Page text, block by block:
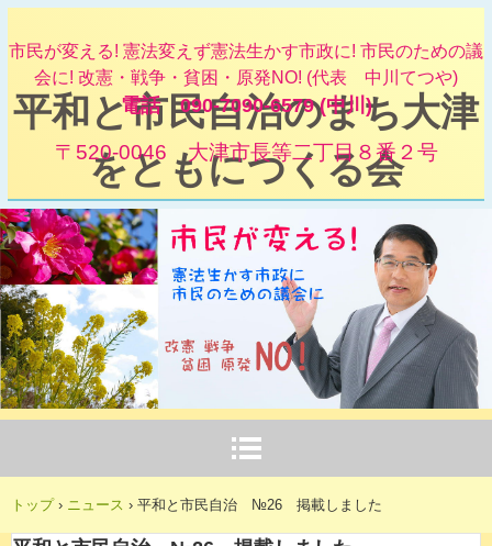
平和と市民自治のまち大津
をともにつくる会
市民が変える! 憲法変えず憲法生かす市政に! 市民のための議
会に! 改憲・戦争・貧困・原発NO! (代表 中川てつや)
電話 090-7090-6579 (中川)
〒520-0046 大津市長等二丁目８番２号
トップ › ニュース › 平和と市民自治 №26 掲載しました